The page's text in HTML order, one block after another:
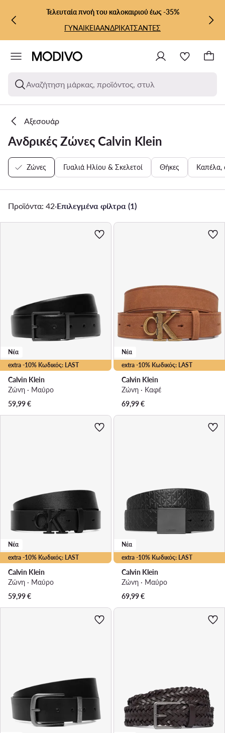
ΜΕΤΆΒΑΣΗ ΣΤΟ ΚΎΡΙΟ ΠΕΡΙΕΧΌΜΕΝΟ
ΜΕΤΆΒΑΣΗ ΣΤΗΝ ΑΝΑΖΉΤΗΣΗ
Τελευταία πνοή του καλοκαιριού έως -35%
ΓΥΝΑΙΚΕΙΑΑΝΔΡΙΚΑΤΣΑΝΤΕΣ
Αναζήτηση μάρκας, προϊόντος, στυλ
Αξεσουάρ
Ανδρικές Ζώνες Calvin Klein
Ζώνες Γυαλιά Ηλίου & Σκελετοί Θήκες Καπέλα,
Προϊόντα: 42·Επιλεγμένα φίλτρα (1)
extra -10% Κωδικός: LAST
Νέα
Calvin Klein
Ζώνη · Μαύρο
59,99€
extra -10% Κωδικός: LAST
Νέα
Calvin Klein
Ζώνη · Καφέ
69,99€
extra -10% Κωδικός: LAST
Νέα
Calvin Klein
Ζώνη · Μαύρο
59,99€
extra -10% Κωδικός: LAST
Νέα
Calvin Klein
Ζώνη · Μαύρο
69,99€